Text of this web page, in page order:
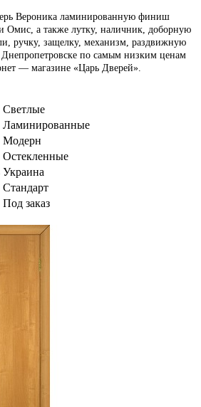
Вероника ламинированную финиш
а также лутку, наличник, доборную
ручку, защелку, механизм, раздвижную
по самым низким ценам
— магазине «Царь Дверей».
Светлые
Ламинированные
Модерн
Остекленные
Украина
Стандарт
Под заказ